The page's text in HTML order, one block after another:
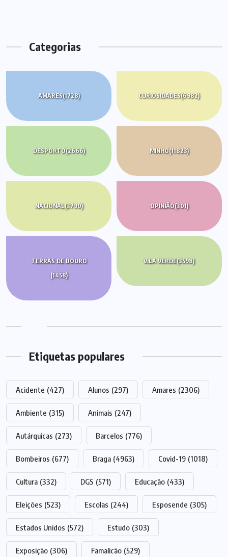
Categorias
AMARES(1728) CURIOSIDADES(6982)
DESPORTO(2666) MINHO(11823)
NACIONAL(3790) OPINIÃO(301)
TERRAS DE BOURO
(1458)
VILA VERDE(3598)
Etiquetas populares
Acidente (427) Alunos (297) Amares (2306)
Ambiente (315) Animais (247)
Autárquicas (273) Barcelos (776)
Bombeiros (677) Braga (4963) Covid-19 (1018)
Cultura (332) DGS (571) Educação (433)
Eleições (523) Escolas (244) Esposende (305)
Estados Unidos (572) Estudo (303)
Exposição (306) Famalicão (529)